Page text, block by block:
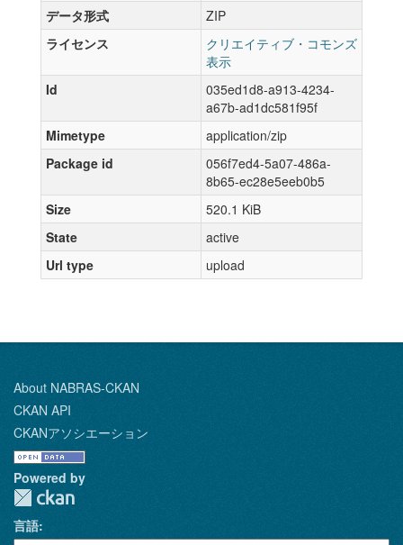
データ形式
ZIP
ライセンス
クリエイティブ・コモンズ
表示
Id
035ed1d8-a913-4234-
a67b-ad1dc581f95f
Mimetype
application/zip
Package id
056f7ed4-5a07-486a-
8b65-ec28e5eeb0b5
Size
520.1 KiB
State
active
Url type
upload
About NABRAS-CKAN
CKAN API
CKANアソシエーション
Powered by
言語